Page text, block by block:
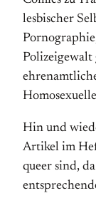
lesbischer
Polizeigewalt
Hin und
Artikel im
queer sind,